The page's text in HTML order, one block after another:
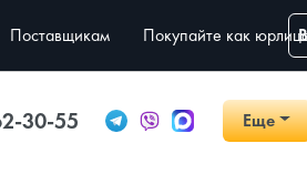
Поставщикам Покупайте как
30-55 Еще